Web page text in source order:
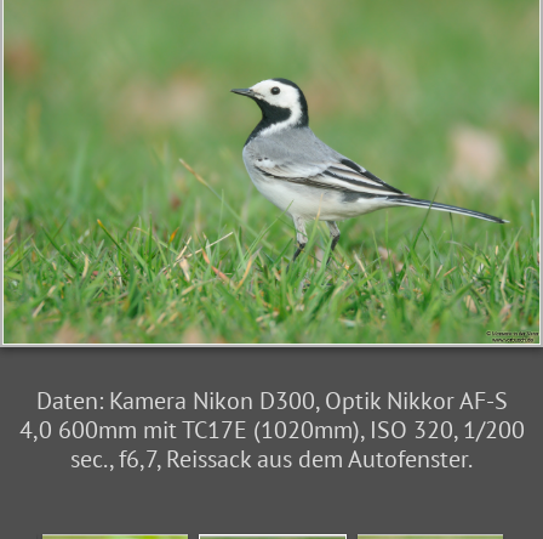
Daten: Kamera Nikon D300, Optik Nikkor AF-S
4,0 600mm mit TC17E (1020mm), ISO 320, 1/200
sec., f6,7, Reissack aus dem Autofenster.